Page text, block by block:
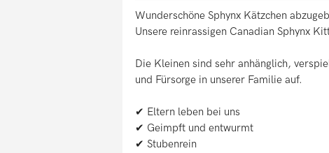
Wunderschöne Sphynx Kätzchen
Unsere reinrassigen Canadian Sphynx
Die Kleinen sind sehr anhänglich,
und Fürsorge in unserer Familie auf.
✔ Eltern leben bei uns
✔ Geimpft und entwurmt
✔ Stubenrein